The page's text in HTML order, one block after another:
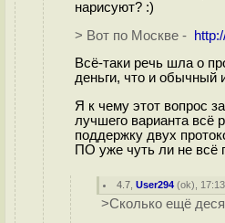
нарисуют? :)
> Вот по Москве -
Всё-таки речь шла о
деньги, что и обычный
Я к чему этот вопрос
лучшего варианта всё
поддержку двух
ПО уже чуть ли не всё
4.7 ,User294 (ok),
>Сколько ещё